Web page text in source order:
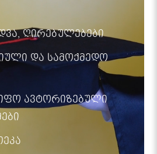
ღირებულებები
და სამოქმედო
ავტორიზებული